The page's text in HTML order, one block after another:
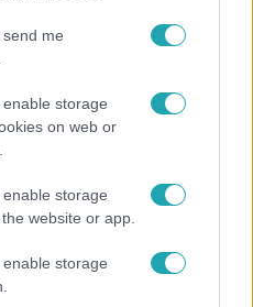
me
storage
on web or
storage
website or app.
storage
ellenőrizni a
a fenntartóktól, minden
protokollt.